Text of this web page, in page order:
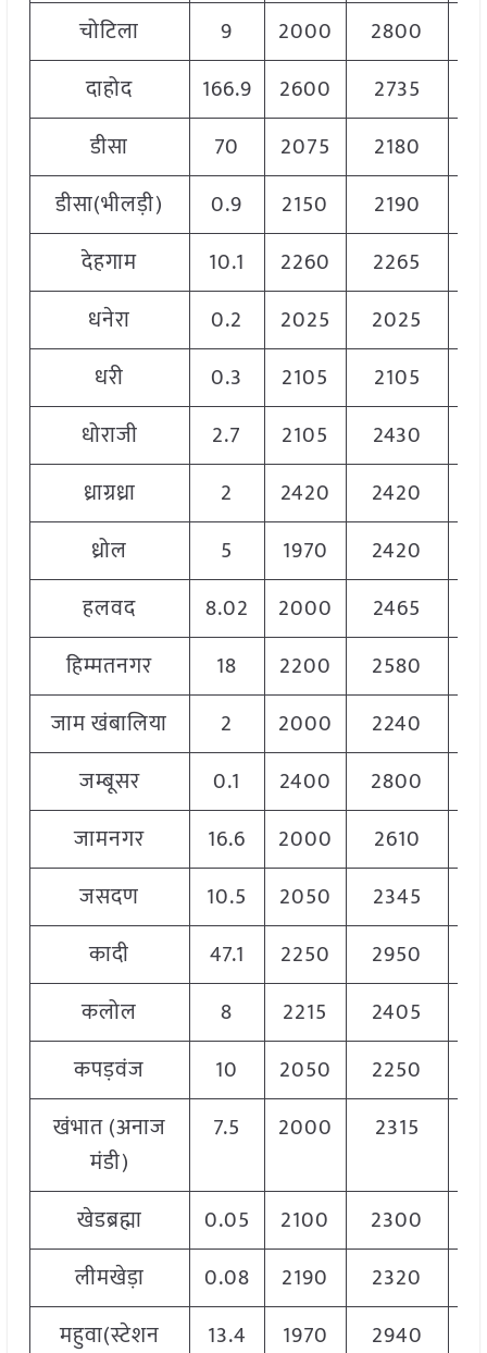
चोटिला
9 2000 2800
दाहोद
166.9 2600 2735
डीसा
70 2075 2180
डीसा(भीलड़ी)
0.9 2150 2190
देहगाम
10.1 2260 2265
धनेरा
0.2 2025 2025
धरी
0.3 2105 2105
धोराजी
2.7 2105 2430
ध्राग्रध्रा
2 2420 2420
ध्रोल
5 1970 2420
हलवद
8.02 2000 2465
हिम्मतनगर
18 2200 2580
जाम खंबालिया
2 2000 2240
जम्बूसर
0.1 2400 2800
जामनगर
16.6 2000 2610
जसदण
10.5 2050 2345
कादी
47.1 2250 2950
कलोल
8 2215 2405
कपड़वंज
10 2050 2250
खंभात (अनाज
मंडी)
7.5 2000 2315
खेडब्रह्मा 0.05 2100 2300
लीमखेड़ा
0.08 2190 2320
महुवा(स्टेशन
13.4 1970 2940